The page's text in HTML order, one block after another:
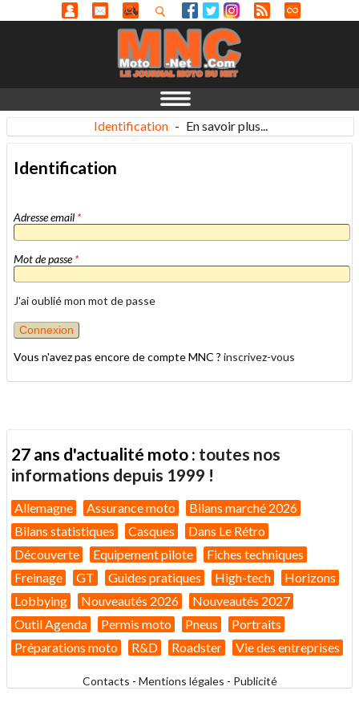
Identification - En savoir plus...
Identification
Adresse email *
Mot de passe*
J'ai oublié mon mot de passe
Vous n'avez pas encore de compte MNC ? inscrivez-vous
27 ans d'actualité moto : toutes nos
informations depuis 1999 !
Allemagne Assurance moto
Bilans marché 2026
Bilans statistiques
Casques
Dans Le Rétro
Découverte
Equipement pilote
Fiches techniques
Freinage
GT Guides pratiques High-tech
Horizons
Lobbying
Nouveautés 2026
Nouveautés 2027
Outil Agenda
Permis moto Pneus
Portraits
Préparations moto
R&D Roadster Vie des entreprises
Contacts - Mentions légales - Publicité